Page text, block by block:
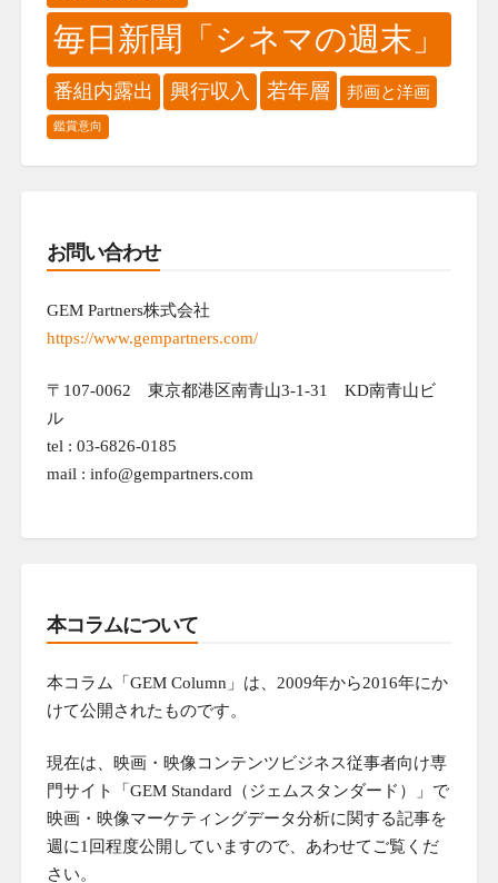
毎日新聞「シネマの週末」
番組内露出 興行収入 若年層 邦画と洋画
鑑賞意向
お問い合わせ
GEM Partners株式会社
https://www.gempartners.com/
〒107-0062 東京都港区南青山3-1-31 KD南青山ビ
ル
tel : 03-6826-0185
mail : info@gempartners.com
本コラムについて
本コラム「GEM Column」は、2009年から2016年にか
けて公開されたものです。
現在は、映画・映像コンテンツビジネス従事者向け専
門サイト「GEM Standard（ジェムスタンダード）」で
映画・映像マーケティングデータ分析に関する記事を
週に1回程度公開していますので、あわせてご覧くだ
さい。